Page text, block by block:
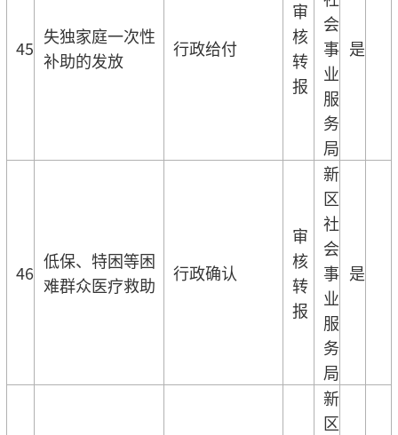
45
失独家庭一次性
补助的发放
行政给付
审
核
转
报
会
事
业
服
务
局
是
46
低保、特困等困
难群众医疗救助
行政确认
审
核
转
报
新
区
社
会
事
业
服
务
局
是
新
区